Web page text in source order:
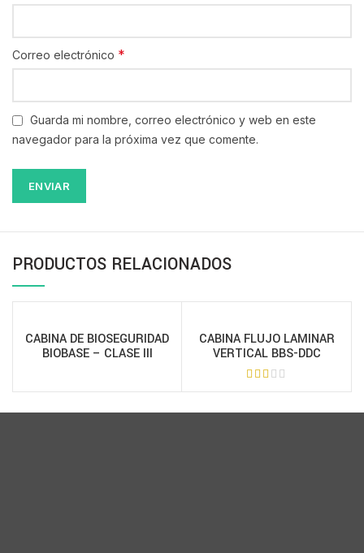
Correo electrónico *
Guarda mi nombre, correo electrónico y web en este
navegador para la próxima vez que comente.
PRODUCTOS RELACIONADOS
CABINA DE BIOSEGURIDAD
BIOBASE – CLASE III
CABINA FLUJO LAMINAR
VERTICAL BBS-DDC